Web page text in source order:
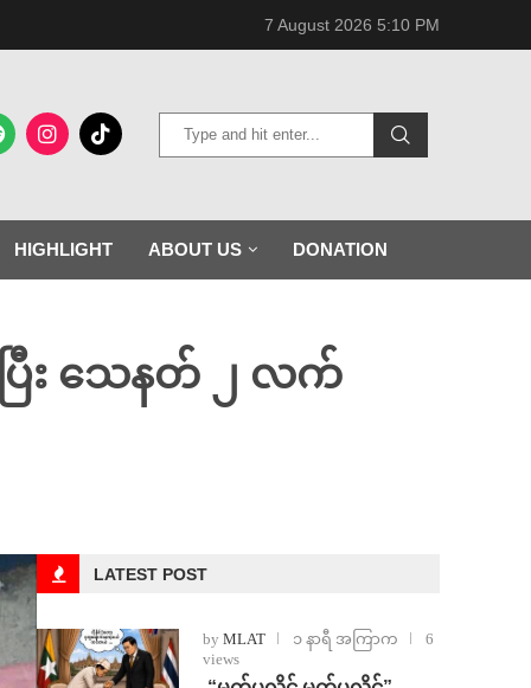
7 August 2026 5:10 PM
HIGHLIGHT ABOUT US DONATION
ြီး သေနတ် ၂ လက်
LATEST POST
by MLAT ၁ နာရီ အကြာက
6
views